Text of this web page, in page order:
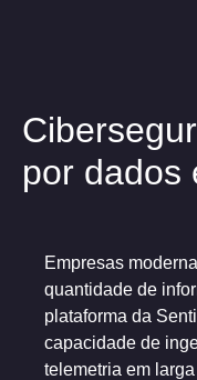
por dados
Empresas
quantidade de
plataforma da
capacidade de
telemetria em